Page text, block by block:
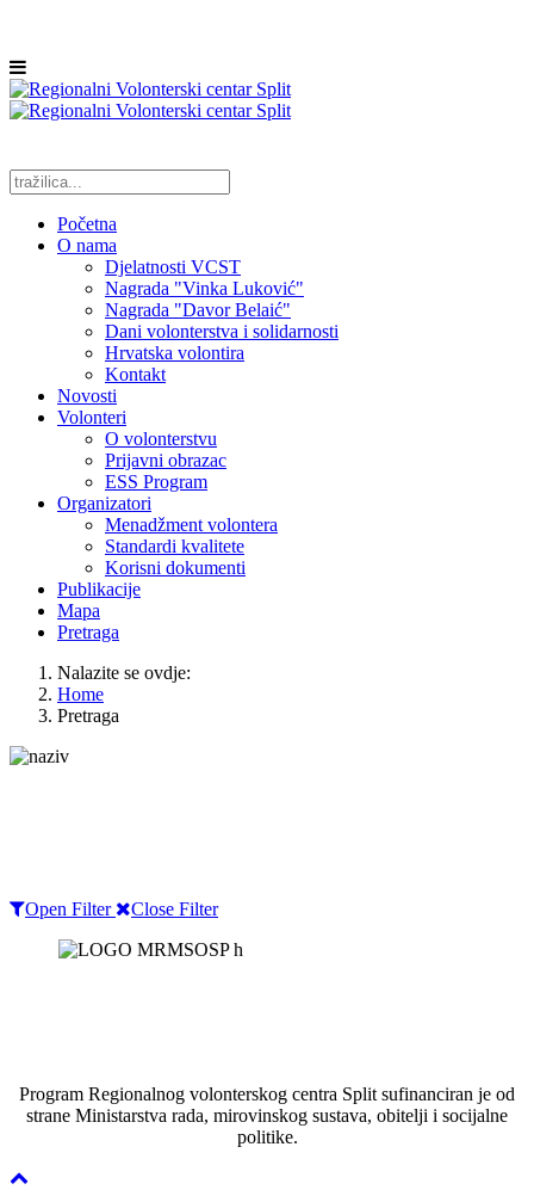
Početna
O nama
Djelatnosti VCST
Nagrada "Vinka Luković"
Nagrada "Davor Belaić"
Dani volonterstva i solidarnosti
Hrvatska volontira
Kontakt
Novosti
Volonteri
O volonterstvu
Prijavni obrazac
ESS Program
Organizatori
Menadžment volontera
Standardi kvalitete
Korisni dokumenti
Publikacije
Mapa
Pretraga
Nalazite se ovdje:
Home
Pretraga
Open Filter Close Filter
Program Regionalnog volonterskog centra Split sufinanciran je od
strane Ministarstva rada, mirovinskog sustava, obitelji i socijalne
politike.